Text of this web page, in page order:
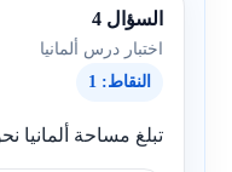
السؤال 4
اختبار درس ألمانيا
النقاط: 1
تبلغ مساحة ألمانيا